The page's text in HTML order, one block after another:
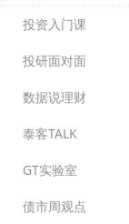
投资入门课
投研面对面
数据说理财
泰客TALK
GT实验室
债市周观点